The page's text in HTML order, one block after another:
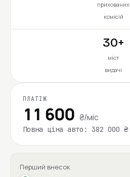
прихованих
комісій
30+
міст
видачі
ПЛАТІЖ
11 600 ₴/міс
Повна ціна авто: 382 000 ₴
Перший внесок